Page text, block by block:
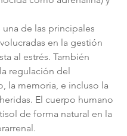
una de las principales
en la gestión
al estrés. También
regulación del
la memoria, e incluso la
El cuerpo humano
de forma natural en la